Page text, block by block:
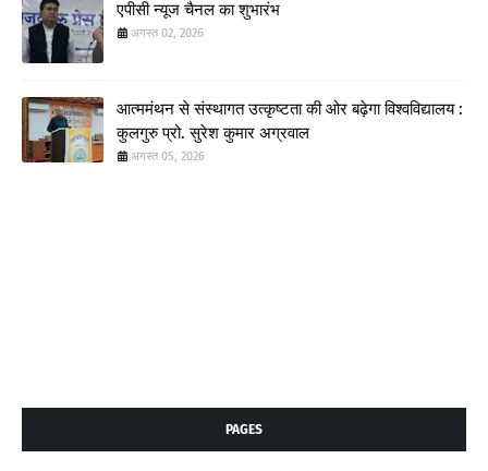
एपीसी न्यूज चैनल का शुभारंभ
अगस्त 02, 2026
आत्ममंथन से संस्थागत उत्कृष्टता की ओर बढ़ेगा विश्वविद्यालय :
कुलगुरु प्रो. सुरेश कुमार अग्रवाल
अगस्त 05, 2026
PAGES